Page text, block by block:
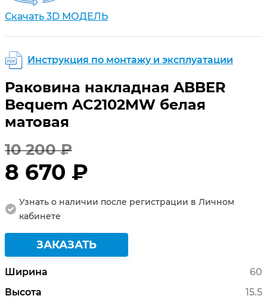
Скачать 3D МОДЕЛЬ
Инструкция по монтажу и эксплуатации
Раковина накладная ABBER
Bequem AC2102MW белая
матовая
10 200 ₽
8 670 ₽
Узнать о наличии после регистрации в Личном
кабинете
ЗАКАЗАТЬ
Ширина
60
Высота
15.5